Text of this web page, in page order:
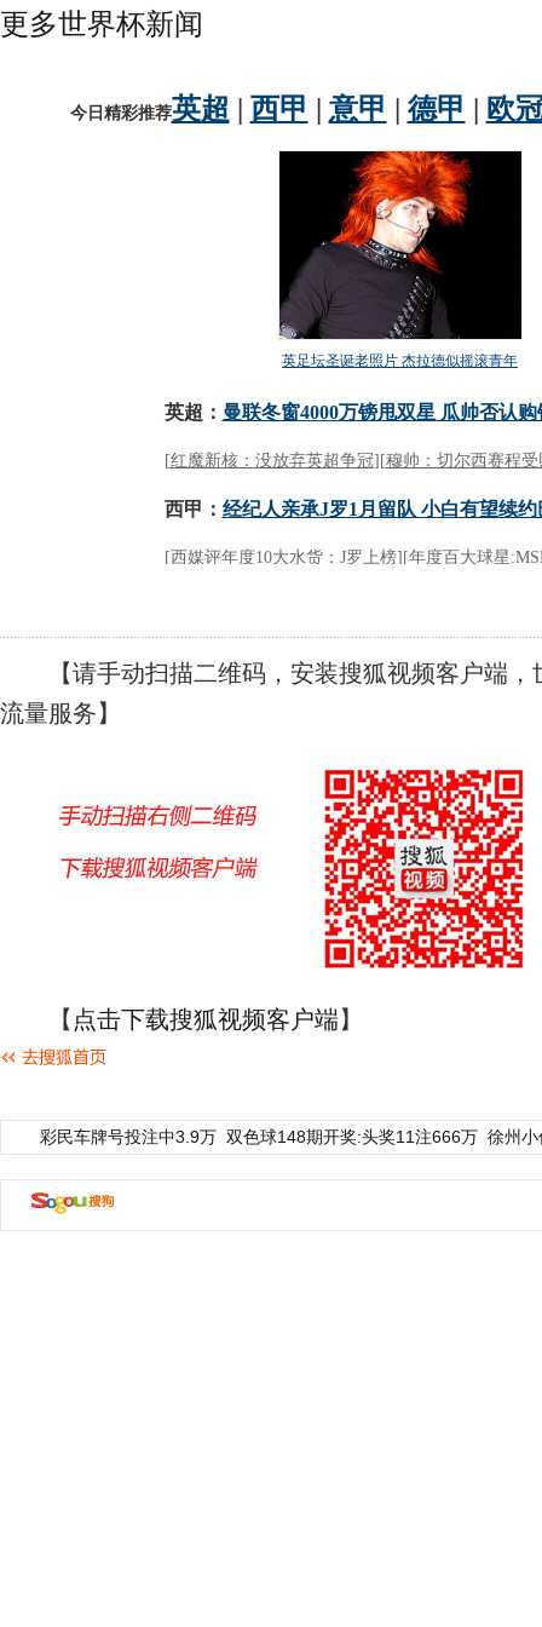
更多世界杯新闻
【请手动扫描二维码，安装搜狐视频客户端，
流量服务】
【 点击下载搜狐视频客户端】
彩民车牌号投注中3.9万 双色球148期开奖:头奖11注666万 徐州